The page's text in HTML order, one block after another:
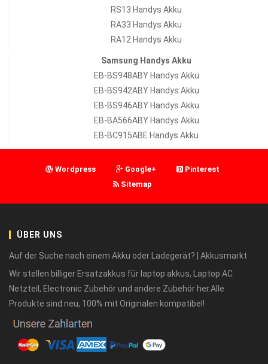
RS13 Handys Akku
RA33 Handys Akku
RA12 Handys Akku
Samsung Handys Akku
EB-BS948ABY Handys Akku
EB-BS942ABY Handys Akku
EB-BS946ABY Handys Akku
EB-BA566ABY Handys Akku
EB-BC915ABE Handys Akku
Wordpress Google+
Pinterest
Sitemap
ÜBER UNS
Auf der Suche nach einem Akku oder Ladegerät? | Akkusmarkt
Wir stellen billiger Ersatzakkus für laptop akkus, Laptop AC
Netzteil, Electronic Zubehör und andere Zubehör her.Alle
Produkte sind neu, 100% mit Originalen kompatibel!